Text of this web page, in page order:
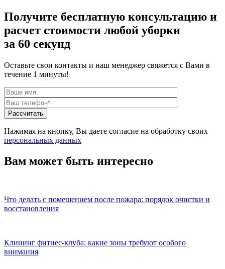
Получите бесплатную консультацию и
расчет стоимости любой уборки
за 60 секунд
Оставьте свои контакты и наш менеджер свяжется с Вами в
течение 1 минуты!
Нажимая на кнопку, Вы даете согласие на обработку своих
персональных данных
Вам может быть интересно
Что делать с помещением после пожара: порядок очистки и
восстановления
Клининг фитнес-клуба: какие зоны требуют особого
внимания